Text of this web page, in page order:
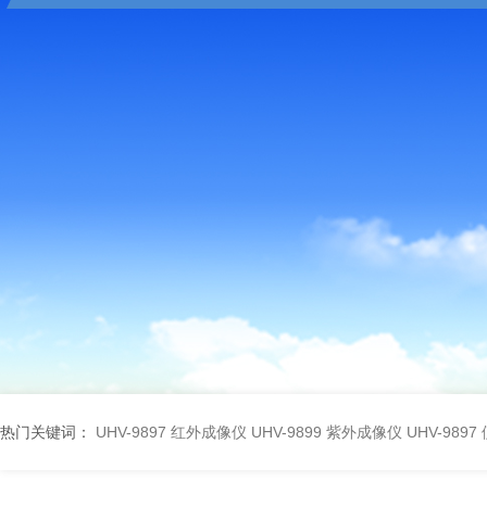
热门关键词： UHV-9897 红外成像仪 UHV-9899 紫外成像仪 UHV-9897